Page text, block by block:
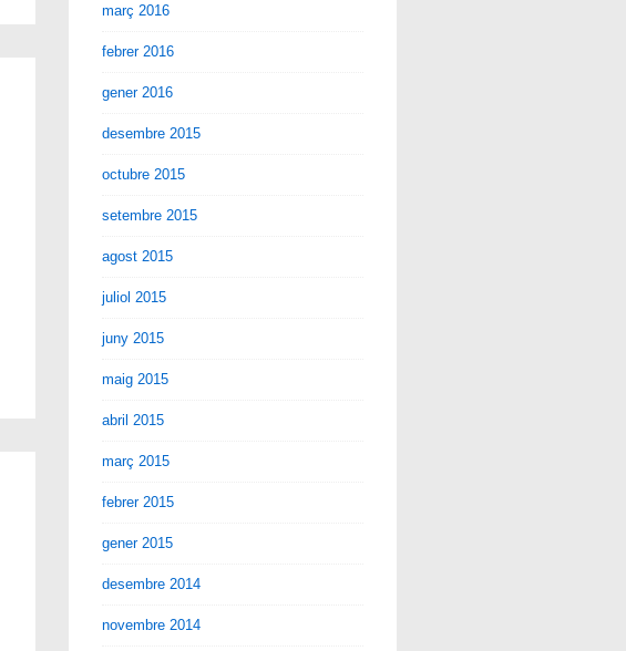
març 2016
febrer 2016
gener 2016
desembre 2015
octubre 2015
setembre 2015
agost 2015
juliol 2015
juny 2015
maig 2015
abril 2015
març 2015
febrer 2015
gener 2015
desembre 2014
novembre 2014